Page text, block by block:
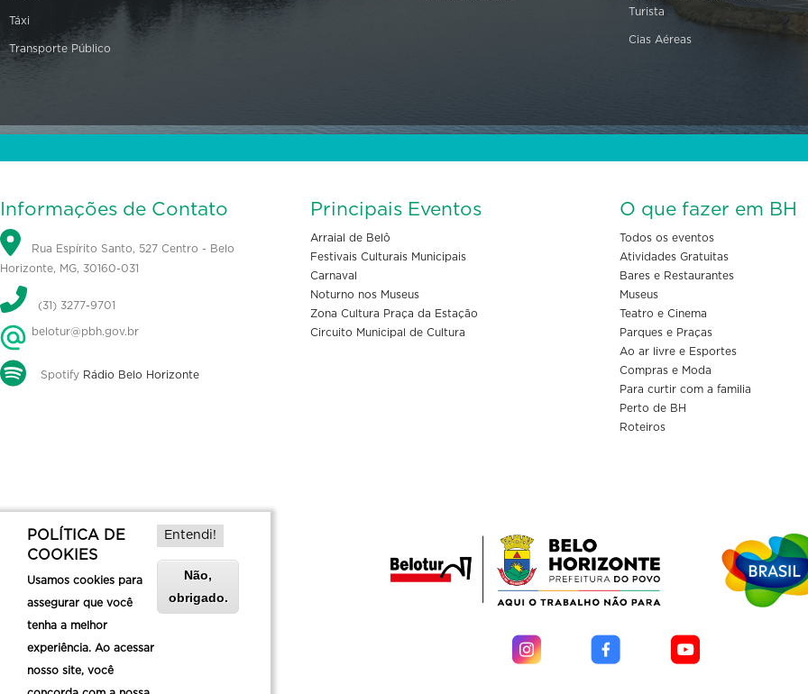
Táxi
Transporte Público
Turista
Cias Aéreas
Informações de Contato
Rua Espírito Santo, 527 Centro - Belo
Horizonte, MG, 30160-031
(31) 3277-9701
belotur@pbh.gov.br
Spotify Rádio Belo Horizonte
Principais Eventos
Arraial de Belô
Festivais Culturais Municipais
Carnaval
Noturno nos Museus
Zona Cultura Praça da Estação
Circuito Municipal de Cultura
O que fazer em BH
Todos os eventos
Atividades Gratuitas
Bares e Restaurantes
Museus
Teatro e Cinema
Parques e Praças
Ao ar livre e Esportes
Compras e Moda
Para curtir com a familia
Perto de BH
Roteiros
POLÍTICA DE
COOKIES
Usamos cookies para
assegurar que você
tenha a melhor
experiência. Ao acessar
nosso site, você
Entendi!
Não,
obrigado.